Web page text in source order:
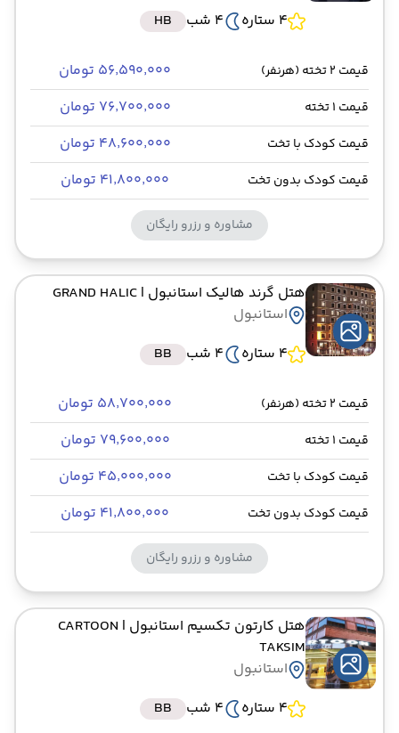
4 ستاره
4 شب HB
قیمت 2 تخته (هرنفر) ۵۶٬۵۹۰٬۰۰۰ تومان
قیمت 1 تخته ۷۶٬۷۰۰٬۰۰۰ تومان
قیمت کودک با تخت ۴۸٬۶۰۰٬۰۰۰ تومان
قیمت کودک بدون تخت ۴۱٬۸۰۰٬۰۰۰ تومان
مشاوره و رزرو رایگان
هتل گرند هالیک استانبول | GRAND HALIC
استانبول
4 ستاره
4 شب BB
قیمت 2 تخته (هرنفر) ۵۸٬۷۰۰٬۰۰۰ تومان
قیمت 1 تخته ۷۹٬۶۰۰٬۰۰۰ تومان
قیمت کودک با تخت ۴۵٬۰۰۰٬۰۰۰ تومان
قیمت کودک بدون تخت ۴۱٬۸۰۰٬۰۰۰ تومان
مشاوره و رزرو رایگان
هتل کارتون تکسیم استانبول | CARTOON
TAKSIM
استانبول
4 ستاره
4 شب BB